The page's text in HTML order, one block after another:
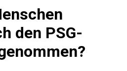
den PSG-